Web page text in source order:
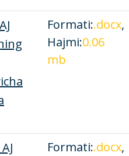
Formati:.docx,
Hajmi:0.06
mb
Formati:.docx,